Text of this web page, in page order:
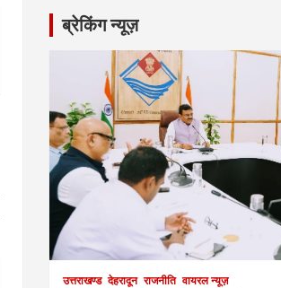
ब्रेकिंग न्यूज़
उत्तराखण्ड देहरादून राजनीति वायरल न्यूज़